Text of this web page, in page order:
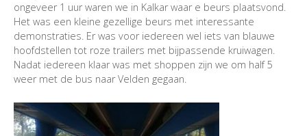
ongeveer 1 uur waren we in Kalkar waar e beurs plaatsvond.
Het was een kleine gezellige beurs met interessante
demonstraties. Er was voor iedereen wel iets van blauwe
hoofdstellen tot roze trailers met bijpassende kruiwagen.
Nadat iedereen klaar was met shoppen zijn we om half 5
weer met de bus naar Velden gegaan.